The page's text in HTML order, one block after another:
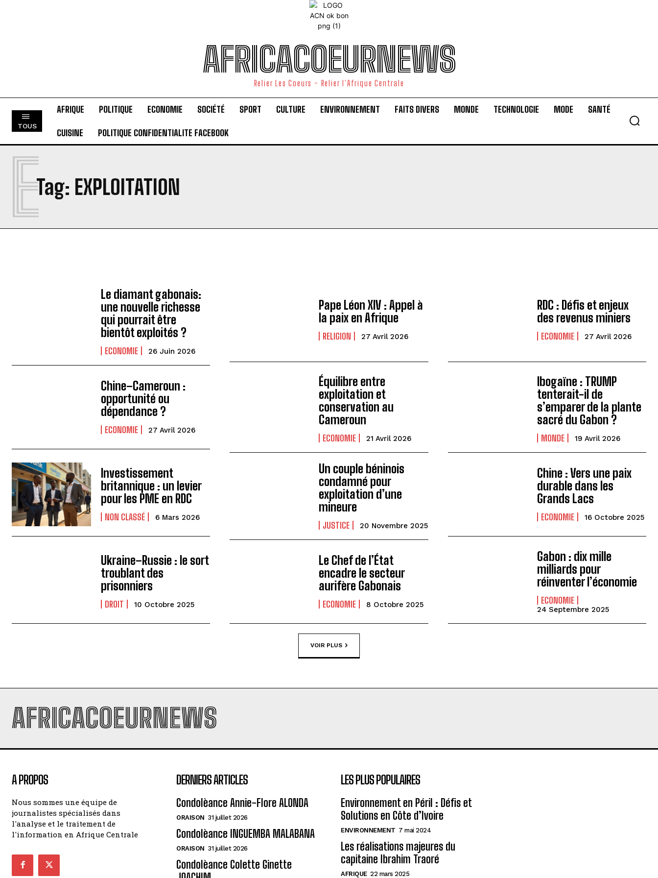
AFRICACOEURNEWS
Relier Les Coeurs - Relier l'Afrique Centrale
TOUS
AFRIQUE POLITIQUE ECONOMIE SOCIÉTÉ SPORT CULTURE ENVIRONNEMENT FAITS DIVERS MONDE TECHNOLOGIE MODE SANTÉ
CUISINE POLITIQUE CONFIDENTIALITE FACEBOOK
Tag: EXPLOITATION
E
Le diamant gabonais:
une nouvelle richesse
qui pourrait être
bientôt exploités ?
ECONOMIE 26 Juin 2026
Pape Léon XIV : Appel à
la paix en Afrique
RELIGION 27 Avril 2026
RDC : Défis et enjeux
des revenus miniers
ECONOMIE 27 Avril 2026
Chine–Cameroun :
opportunité ou
dépendance ?
ECONOMIE 27 Avril 2026
Équilibre entre
exploitation et
conservation au
Cameroun
ECONOMIE 21 Avril 2026
Ibogaïne : TRUMP
tenterait-il de
s’emparer de la plante
sacré du Gabon ?
MONDE 19 Avril 2026
Investissement
britannique : un levier
pour les PME en RDC
NON CLASSÉ 6 Mars 2026
Un couple béninois
condamné pour
exploitation d’une
mineure
JUSTICE 20 Novembre 2025
Chine : Vers une paix
durable dans les
Grands Lacs
ECONOMIE 16 Octobre 2025
Ukraine–Russie : le sort
troublant des
prisonniers
DROIT 10 Octobre 2025
Le Chef de l’État
encadre le secteur
aurifère Gabonais
ECONOMIE 8 Octobre 2025
Gabon : dix mille
milliards pour
réinventer l’économie
ECONOMIE
24 Septembre 2025
VOIR PLUS
AFRICACOEURNEWS
A PROPOS
Nous sommes une équipe de
journalistes spécialisés dans
l'analyse et le traitement de
l'information en Afrique Centrale
DERNIERS ARTICLES
Condolèance Annie-Flore ALONDA
ORAISON 31 juillet 2026
Condolèance INGUEMBA MALABANA
ORAISON 31 juillet 2026
Condolèance Colette Ginette
LES PLUS POPULAIRES
Environnement en Péril : Défis et
Solutions en Côte d’Ivoire
ENVIRONNEMENT 7 mai 2024
Les réalisations majeures du
capitaine Ibrahim Traoré
AFRIQUE 22 mars 2025